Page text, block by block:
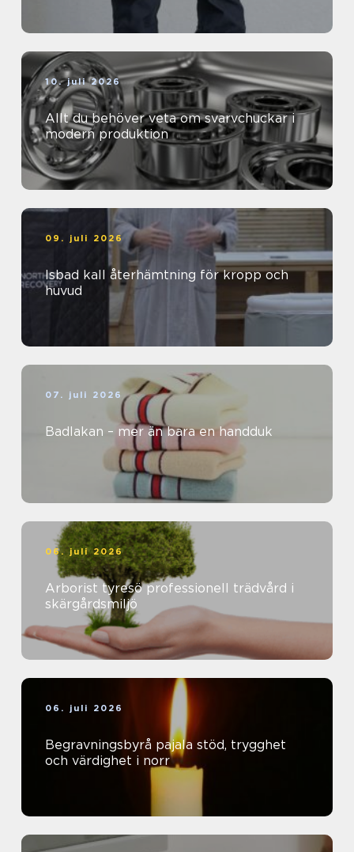
10. juli 2026
Allt du behöver veta om svarvchuckar i
modern produktion
09. juli 2026
Isbad kall återhämtning för kropp och
huvud
07. juli 2026
Badlakan – mer än bara en handduk
06. juli 2026
Arborist tyresö professionell trädvård i
skärgårdsmiljö
06. juli 2026
Begravningsbyrå pajala stöd, trygghet
och värdighet i norr